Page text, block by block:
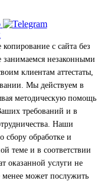
с сайта без
незаконными
клиентам аттестаты,
Мы действуем в
методическую помощь
требований и в
Наши
сбору обработке и
теме и в соответствии
оказанной услуги не
менее может послужить